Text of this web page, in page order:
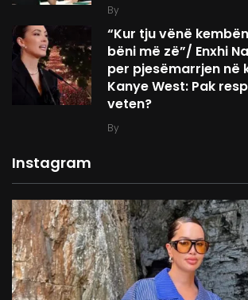
By
“Kur tju vënë
bëni më zë”/ Enxhi
per pjesëmarrjen në
Kanye West: Pak
veten?
By
Instagram